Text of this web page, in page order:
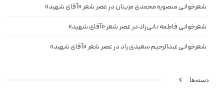
شعرخوانی منصوره محمدی مزینان در عصر شعر «آقای شهید»
شعرخوانی فاطمه نانی‌زاد در عصر شعر «آقای شهید»
شعرخوانی عبدالرحیم سعیدی راد در عصر شعر «آقای شهید»
دسته‌ها